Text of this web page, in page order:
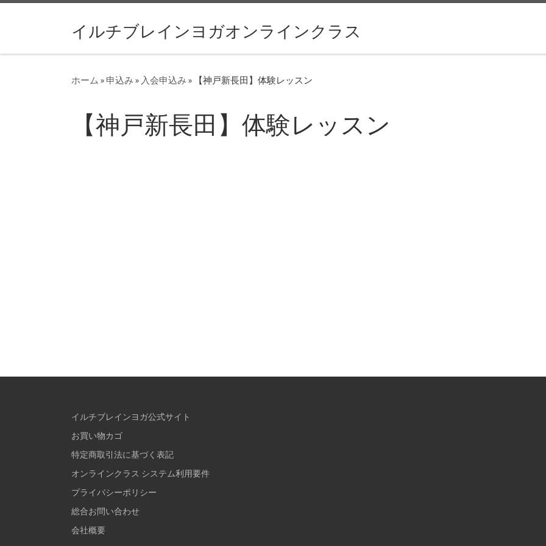
イルチブレインヨガオンラインクラス
ホーム » 申込み » 入会申込み » 【神戸新長田】体験レッスン
【神戸新長田】体験レッスン
イルチブレインヨガ公式サイト
お買い物カゴ
特定商取引法に基づく表記
オンラインクラス システム利用要件
プライバシーポリシー
総合お問い合わせ
会社概要